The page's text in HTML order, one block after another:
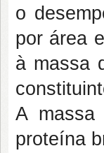
o
por área
à massa
A massa
proteína